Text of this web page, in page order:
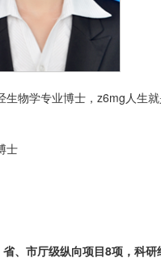
物学专业博士，z6mg人生就
士
、市厅级纵向项目8项，科